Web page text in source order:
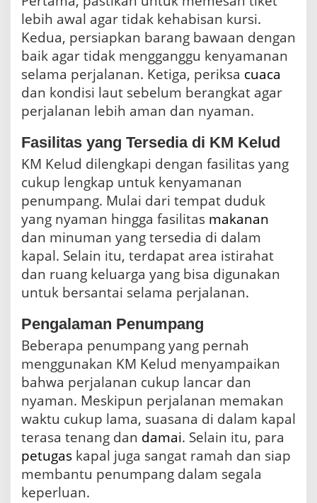
lebih awal agar tidak kehabisan kursi.
Kedua, persiapkan barang bawaan dengan
baik agar tidak mengganggu kenyamanan
selama perjalanan. Ketiga, periksa cuaca
dan kondisi laut sebelum berangkat agar
perjalanan lebih aman dan nyaman.
Fasilitas yang Tersedia di KM Kelud
KM Kelud dilengkapi dengan fasilitas yang
cukup lengkap untuk kenyamanan
penumpang. Mulai dari tempat duduk
yang nyaman hingga fasilitas makanan
dan minuman yang tersedia di dalam
kapal. Selain itu, terdapat area istirahat
dan ruang keluarga yang bisa digunakan
untuk bersantai selama perjalanan.
Pengalaman Penumpang
Beberapa penumpang yang pernah
menggunakan KM Kelud menyampaikan
bahwa perjalanan cukup lancar dan
nyaman. Meskipun perjalanan memakan
waktu cukup lama, suasana di dalam kapal
terasa tenang dan damai
petugas kapal juga sangat ramah dan siap
membantu penumpang dalam segala
keperluan.